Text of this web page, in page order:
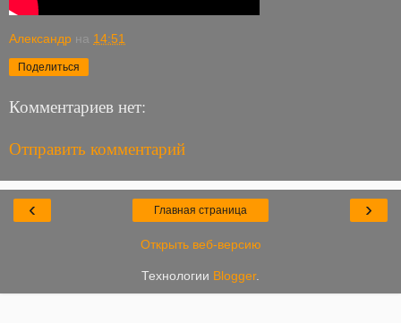
Александр на 14:51
Поделиться
Комментариев нет:
Отправить комментарий
‹ ›
Главная страница
Открыть веб-версию
Технологии Blogger.